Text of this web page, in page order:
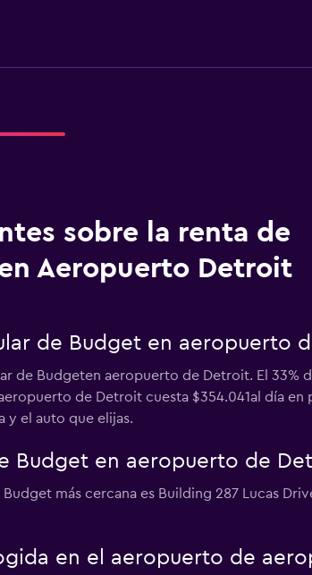
sobre la renta de
Aeropuerto Detroit
de Budget en aeropuerto
de Budgeten aeropuerto de Detroit. El 33%
de Detroit cuesta $354.041al día en
y el auto que elijas.
Budget en aeropuerto de
más cercana es Building 287 Lucas
en el aeropuerto de